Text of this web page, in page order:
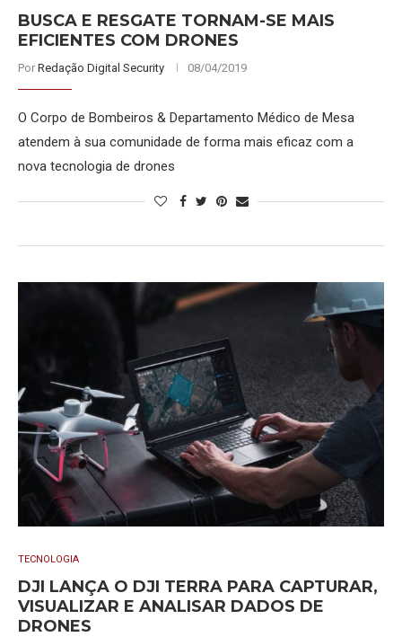
BUSCA E RESGATE TORNAM-SE MAIS
EFICIENTES COM DRONES
Por Redação Digital Security 08/04/2019
O Corpo de Bombeiros & Departamento Médico de Mesa
atendem à sua comunidade de forma mais eficaz com a
nova tecnologia de drones
TECNOLOGIA
DJI LANÇA O DJI TERRA PARA CAPTURAR,
VISUALIZAR E ANALISAR DADOS DE
DRONES